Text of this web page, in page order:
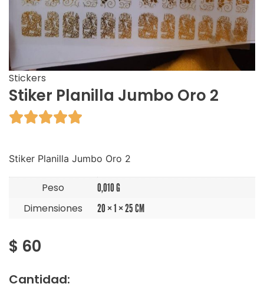
Stickers
Stiker Planilla Jumbo Oro 2

Stiker Planilla Jumbo Oro 2
Peso 0,010 G
Dimensiones 20 × 1 × 25 CM
$ 60
Cantidad: